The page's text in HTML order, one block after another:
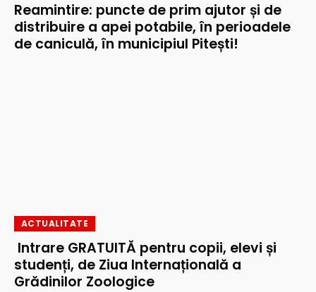
Reamintire: puncte de prim ajutor și de
distribuire a apei potabile, în perioadele
de caniculă, în municipiul Pitești!
ACTUALITATE
Intrare GRATUITĂ pentru copii, elevi și
studenți, de Ziua Internațională a
Grădinilor Zoologice